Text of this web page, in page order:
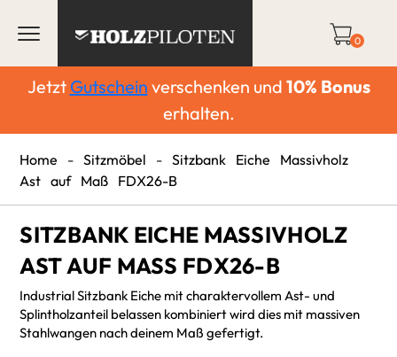
0
Jetzt Gutschein verschenken und 10% Bonus
erhalten.
Home - Sitzmöbel - Sitzbank Eiche Massivholz
Ast auf Maß FDX26-B
SITZBANK EICHE MASSIVHOLZ
AST AUF MASS FDX26-B
Industrial Sitzbank Eiche mit charaktervollem Ast- und
Splintholzanteil belassen kombiniert wird dies mit massiven
Stahlwangen nach deinem Maß gefertigt.